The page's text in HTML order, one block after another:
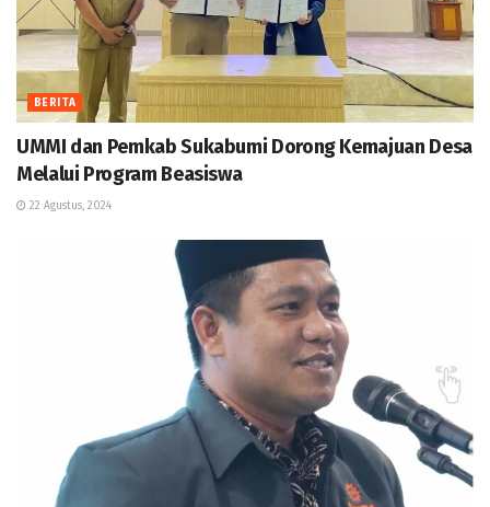
BERITA
UMMI dan Pemkab Sukabumi Dorong Kemajuan Desa
Melalui Program Beasiswa
22 Agustus, 2024